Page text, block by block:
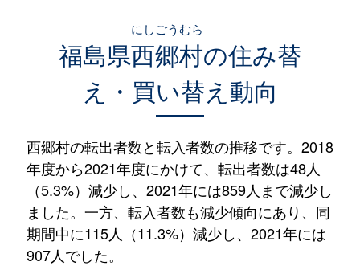
福島県西郷村
にしごうむら
の住み替
え・買い替え動向
西郷村の転出者数と転入者数の推移です。2018
年度から2021年度にかけて、転出者数は48人
（5.3%）減少し、2021年には859人まで減少し
ました。一方、転入者数も減少傾向にあり、同
期間中に115人（11.3%）減少し、2021年には
907人でした。